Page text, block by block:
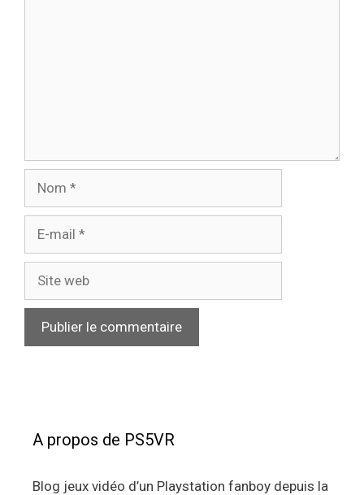
A propos de PS5VR
Blog jeux vidéo d’un Playstation fanboy depuis la